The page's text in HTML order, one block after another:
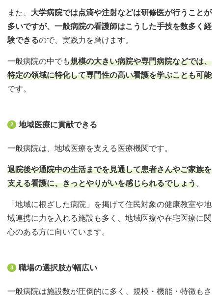
また、 大学病院では点滴や注射などは研修医が行うことが
多いですが、一般病院の看護師はこうした手技を数多く経
験できるので、実践力を磨けます。
一般病院の中でも規模の大きい病院や専門病院などでは、
特定の領域に特化して専門性の高い看護を学ぶことも可能
です。
2 地域医療に貢献できる
一般病院は、地域医療を支える医療機関です。
退院後や通院中の生活までを見通して患者さんやご家族を
支える看護に、きっとやりがいを感じられるでしょう。
「地域に根ざした病院」を掲げて住民対象の健康教室や地
域連携に力を入れる施設も多く、地域医療や在宅医療に関
心のある方に向いています。
3 職場の選択肢が幅広い
一般病院は施設数が圧倒的に多く、規模・機能・特徴もさ